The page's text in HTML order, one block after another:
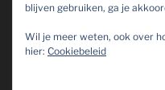
blijven gebruiken, ga je
Wil je meer weten, ook over
hier: Cookiebeleid